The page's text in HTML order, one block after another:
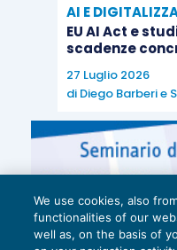
AI E
EU AI Act e
scadenze
27 Luglio 2026
di Diego Barberie
We use cookies, also
functionalities of our
well as, on the basis of